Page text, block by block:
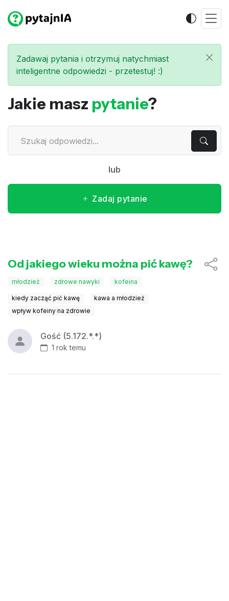
Zadawaj pytania i otrzymuj natychmiast
inteligentne odpowiedzi - przetestuj! :)
Jakie masz pytanie?
lub
Zadaj pytanie
Od jakiego wieku można pić kawę?
młodzież zdrowe nawyki kofeina
kiedy zacząć pić kawę
kawa a młodzież
wpływ kofeiny na zdrowie
Gość (5.172.*.*)
1 rok temu